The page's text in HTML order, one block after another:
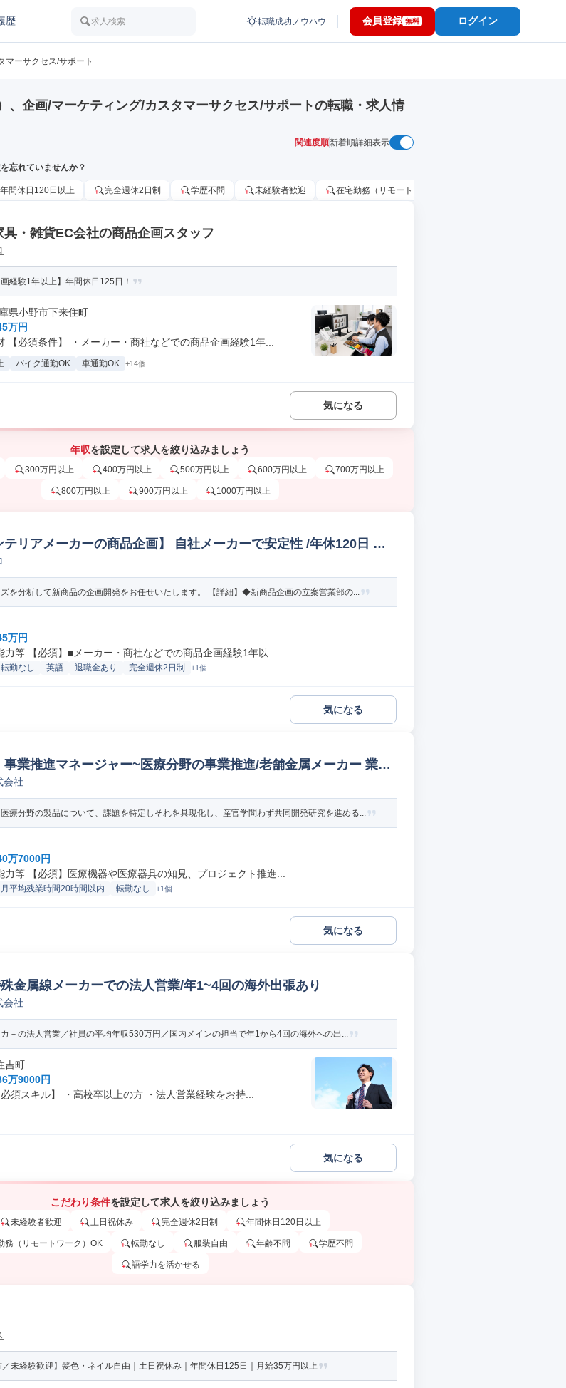
歴 求人検索 転職成功ノウハウ 会員登録 無料 ログイン
マーサクセス/サポート
、企画/マーケティング/カスタマーサクセス/サポートの転職・求人情
関連度順新着順詳細表示
忘れていませんか？
年間休日120日以上 完全週休2日制 学歴不問 未経験者歓迎 在宅勤務（リモートワーク）OK
・雑貨EC会社の商品企画スタッフ
画経験1年以上】年間休日125日！
県小野市下来住町
万円
【必須条件】 ・メーカー・商社などでの商品企画経験1年...
バイク通勤OK 車通勤OK +14個
気になる
年収を設定して求人を絞り込みましょう
300万円以上 400万円以上 500万円以上 600万円以上 700万円以上
800万円以上 900万円以上 1000万円以上
テリアメーカーの商品企画】 自社メーカーで安定性 /年休120日 商
を分析して新商品の企画開発をお任せいたします。 【詳細】◆新商品企画の立案営業部の...
万円
力等 【必須】■メーカー・商社などでの商品企画経験1年以...
転勤なし 英語 退職金あり 完全週休2日制 +1個
気になる
事業推進マネージャー~医療分野の事業推進/老舗金属メーカー 業務
会社
療分野の製品について、課題を特定しそれを具現化し、産官学問わず共同開発研究を進める...
万7000円
力等 【必須】医療機器や医療器具の知見、プロジェクト推進...
月平均残業時間20時間以内 転勤なし +1個
気になる
殊金属線メーカーでの法人営業/年1~4回の海外出張あり
会社
－の法人営業／社員の平均年収530万円／国内メインの担当で年1から4回の海外への出...
吉町
万9000円
須スキル】 ・高校卒以上の方 ・法人営業経験をお持...
気になる
こだわり条件を設定して求人を絞り込みましょう
未経験者歓迎 土日祝休み 完全週休2日制 年間休日120日以上
務（リモートワーク）OK 転勤なし 服装自由 年齢不問 学歴不問
語学力を活かせる
／未経験歓迎】髪色・ネイル自由｜土日祝休み｜年間休日125日｜月給35万円以上